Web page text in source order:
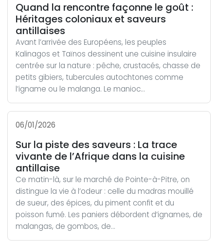
Quand la rencontre façonne le goût :
Héritages coloniaux et saveurs
antillaises
Avant l’arrivée des Européens, les peuples
Kalinagos et Taïnos dessinent une cuisine insulaire
centrée sur la nature : pêche, crustacés, chasse de
petits gibiers, tubercules autochtones comme
l’igname ou le malanga. Le manioc...
06/01/2026
Sur la piste des saveurs : La trace
vivante de l’Afrique dans la cuisine
antillaise
Ce matin-là, sur le marché de Pointe-à-Pitre, on
distingue la vie à l’odeur : celle du madras mouillé
de sueur, des épices, du piment confit et du
poisson fumé. Les paniers débordent d’ignames, de
malangas, de gombos, de...